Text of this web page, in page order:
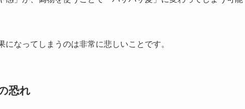
なってしまうのは非常に悲しいことです。
恐れ